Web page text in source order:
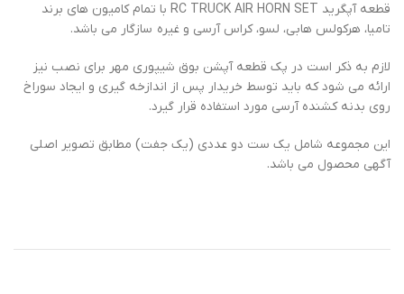
قطعه آپگرید RC TRUCK AIR HORN SET با تمام کامیون های برند
تامیا، هرکولس هابی، لسو، کراس آرسی و غیره سازگار می باشد.
لازم به ذکر است در پک قطعه آپشن بوق شیپوری مهر برای نصب نیز
ارائه می شود که باید توسط خریدار پس از اندازخه گیری و ایجاد سوراخ
روی بدنه کشنده آرسی مورد استفاده قرار گیرد.
این مجموعه شامل یک ست دو عددی (یک جفت) مطابق تصویر اصلی
آگهی محصول می باشد.